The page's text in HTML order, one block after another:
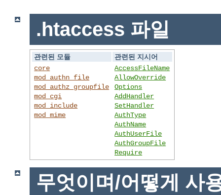
.htaccess 파일
관련된 모듈
관련된 지시어
core
mod_authn_file
mod_authz_groupfile
mod_cgi
mod_include
mod_mime
AccessFileName
AllowOverride
Options
AddHandler
SetHandler
AuthType
AuthName
AuthUserFile
AuthGroupFile
Require
무엇이며/어떻게 사